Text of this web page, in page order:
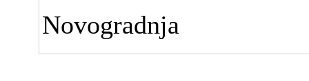
Novogradnja